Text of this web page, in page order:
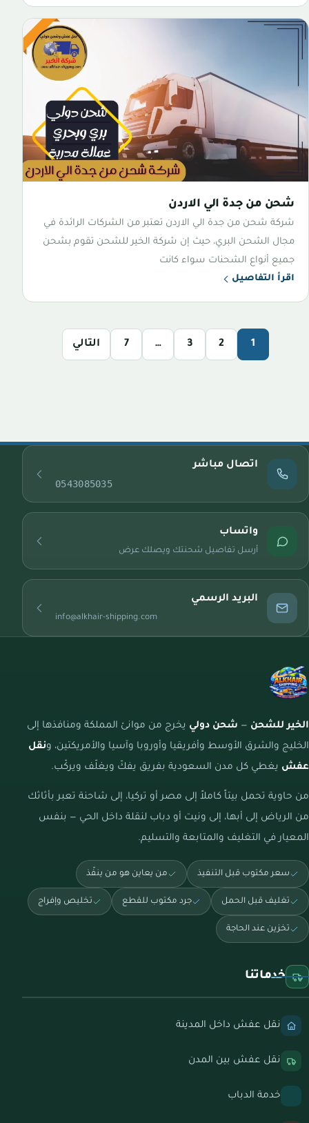
شحن من جدة الي الاردن
شركة شحن من جدة الي الاردن تعتبر من الشركات الرائدة في
مجال الشحن البري، حيث إن شركة الخير للشحن تقوم بشحن
جميع أنواع الشحنات سواء كانت
اقرأ التفاصيل
1
2
3
…
7 التالي
اتصال مباشر
0543085035
واتساب
أرسل تفاصيل شحنتك ويصلك عرض
البريد الرسمي
info@alkhair-shipping.com
الخير للشحن — شحن دولي يخرج من موانئ المملكة ومنافذها إلى
الخليج والشرق الأوسط وأفريقيا وأوروبا وآسيا والأمريكتين، ونقل
عفش يغطي كل مدن السعودية بفريق يفكّ ويغلّف ويركّب.
من حاوية تحمل بيتاً كاملاً إلى مصر أو تركيا، إلى شاحنة تعبر بأثاثك
من الرياض إلى أبها، إلى ونيت أو دباب لنقلة داخل الحي — بنفس
المعيار في التغليف والمتابعة والتسليم.
سعر مكتوب قبل التنفيذ من يعاين هو من ينفّذ
تغليف قبل الحمل جرد مكتوب للقطع تخليص وإفراج
تخزين عند الحاجة
خدماتنا
نقل عفش داخل المدينة
نقل عفش بين المدن
خدمة الدباب